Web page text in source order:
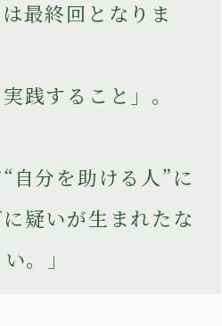
最終回となりま
践すること」。
自分を助ける人”に
疑いが生まれたな
。」